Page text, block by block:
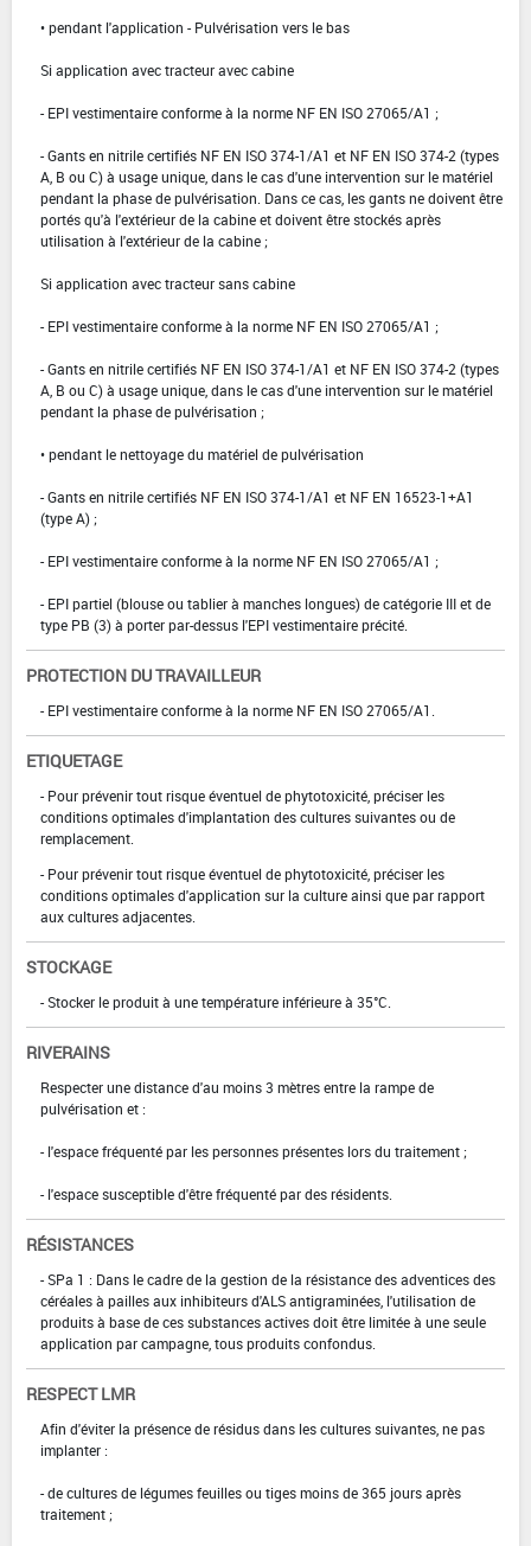
• pendant l'application - Pulvérisation vers le bas
Si application avec tracteur avec cabine
- EPI vestimentaire conforme à la norme NF EN ISO 27065/A1 ;
- Gants en nitrile certifiés NF EN ISO 374-1/A1 et NF EN ISO 374-2 (types
A, B ou C) à usage unique, dans le cas d'une intervention sur le matériel
pendant la phase de pulvérisation. Dans ce cas, les gants ne doivent être
portés qu'à l'extérieur de la cabine et doivent être stockés après
utilisation à l'extérieur de la cabine ;
Si application avec tracteur sans cabine
- EPI vestimentaire conforme à la norme NF EN ISO 27065/A1 ;
- Gants en nitrile certifiés NF EN ISO 374-1/A1 et NF EN ISO 374-2 (types
A, B ou C) à usage unique, dans le cas d'une intervention sur le matériel
pendant la phase de pulvérisation ;
• pendant le nettoyage du matériel de pulvérisation
- Gants en nitrile certifiés NF EN ISO 374-1/A1 et NF EN 16523-1+A1
(type A) ;
- EPI vestimentaire conforme à la norme NF EN ISO 27065/A1 ;
- EPI partiel (blouse ou tablier à manches longues) de catégorie III et de
type PB (3) à porter par-dessus l'EPI vestimentaire précité.
PROTECTION DU TRAVAILLEUR
- EPI vestimentaire conforme à la norme NF EN ISO 27065/A1.
ETIQUETAGE
- Pour prévenir tout risque éventuel de phytotoxicité, préciser les
conditions optimales d'implantation des cultures suivantes ou de
remplacement.
- Pour prévenir tout risque éventuel de phytotoxicité, préciser les
conditions optimales d'application sur la culture ainsi que par rapport
aux cultures adjacentes.
STOCKAGE
- Stocker le produit à une température inférieure à 35°C.
RIVERAINS
Respecter une distance d'au moins 3 mètres entre la rampe de
pulvérisation et :
- l'espace fréquenté par les personnes présentes lors du traitement ;
- l'espace susceptible d'être fréquenté par des résidents.
RÉSISTANCES
- SPa 1 : Dans le cadre de la gestion de la résistance des adventices des
céréales à pailles aux inhibiteurs d'ALS antigraminées, l'utilisation de
produits à base de ces substances actives doit être limitée à une seule
application par campagne, tous produits confondus.
RESPECT LMR
Afin d'éviter la présence de résidus dans les cultures suivantes, ne pas
implanter :
- de cultures de légumes feuilles ou tiges moins de 365 jours après
traitement ;